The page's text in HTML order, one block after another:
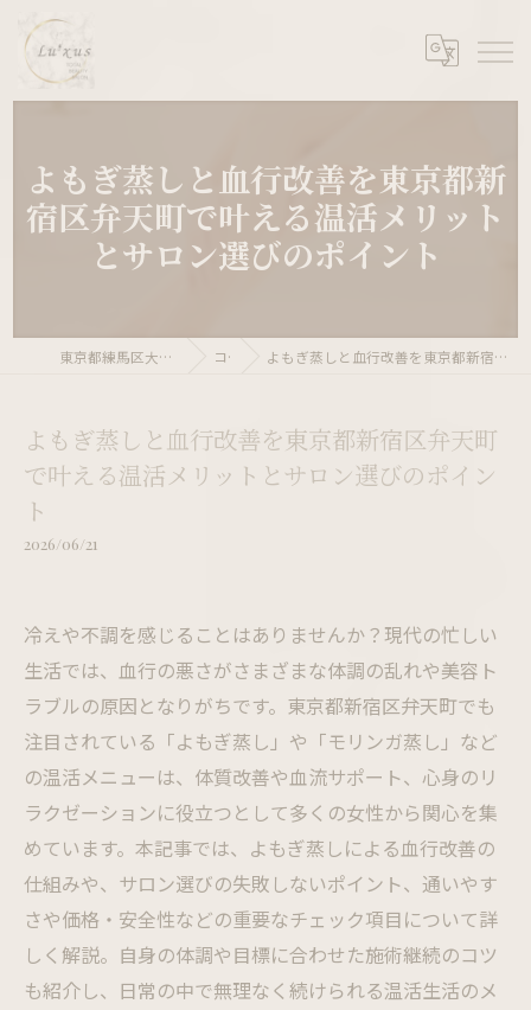
よもぎ蒸しと血行改善を東京都新
宿区弁天町で叶える温活メリット
とサロン選びのポイント
東京都練馬区大泉学園ならLu’xus 大泉学園店 コラム よもぎ蒸しと血行改善を東京都新宿区弁天町で叶える温活メリットとサロン選びのポイント
よもぎ蒸しと血行改善を東京都新宿区弁天町
で叶える温活メリットとサロン選びのポイン
ト
2026/06/21
冷えや不調を感じることはありませんか？現代の忙しい
生活では、血行の悪さがさまざまな体調の乱れや美容ト
ラブルの原因となりがちです。東京都新宿区弁天町でも
注目されている「よもぎ蒸し」や「モリンガ蒸し」など
の温活メニューは、体質改善や血流サポート、心身のリ
ラクゼーションに役立つとして多くの女性から関心を集
めています。本記事では、よもぎ蒸しによる血行改善の
仕組みや、サロン選びの失敗しないポイント、通いやす
さや価格・安全性などの重要なチェック項目について詳
しく解説。自身の体調や目標に合わせた施術継続のコツ
も紹介し、日常の中で無理なく続けられる温活生活のメ